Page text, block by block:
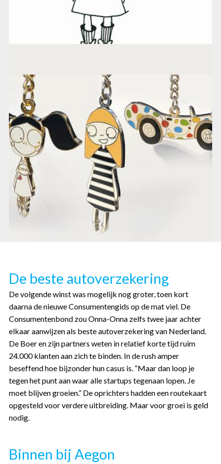
De beste autoverzekering
De volgende winst was mogelijk nog groter, toen kort
daarna de nieuwe Consumentengids op de mat viel. De
Consumentenbond zou Onna-Onna zelfs twee jaar achter
elkaar aanwijzen als beste autoverzekering van Nederland.
De Boer en zijn partners weten in relatief korte tijd ruim
24.000 klanten aan zich te binden. In de rush amper
beseffend hoe bijzonder hun casus is. “Maar dan loop je
tegen het punt aan waar alle startups tegenaan lopen. Je
moet blijven groeien.” De oprichters hadden een routekaart
opgesteld voor verdere uitbreiding. Maar voor groei is geld
nodig.
Binnen bij Aegon